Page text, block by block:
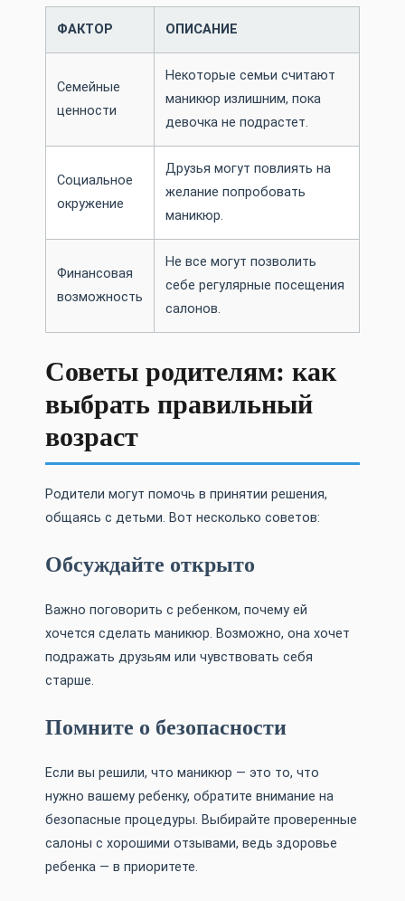
ФАКТОР ОПИСАНИЕ
Семейные
ценности
Некоторые семьи считают
маникюр излишним, пока
девочка не подрастет.
Социальное
окружение
Друзья могут повлиять на
желание попробовать
маникюр.
Финансовая
возможность
Не все могут позволить
себе регулярные посещения
салонов.
Советы родителям: как
выбрать правильный
возраст
Родители могут помочь в принятии решения,
общаясь с детьми. Вот несколько советов:
Обсуждайте открыто
Важно поговорить с ребенком, почему ей
хочется сделать маникюр. Возможно, она хочет
подражать друзьям или чувствовать себя
старше.
Помните о безопасности
Если вы решили, что маникюр — это то, что
нужно вашему ребенку, обратите внимание на
безопасные процедуры. Выбирайте проверенные
салоны с хорошими отзывами, ведь здоровье
ребенка — в приоритете.